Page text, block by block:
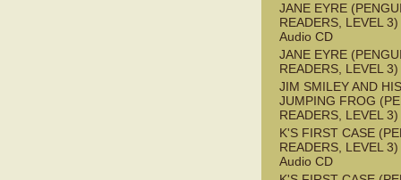
JANE EYRE
READERS, LEVEL
Audio CD
JANE EYRE
READERS, LEVEL
JIM SMILEY AND HIS
JUMPING FROG
READERS, LEVEL
K'S FIRST CASE
READERS, LEVEL
Audio CD